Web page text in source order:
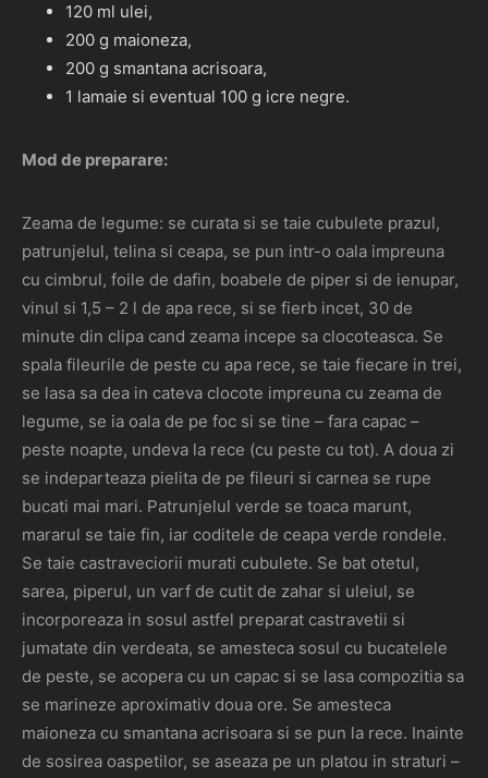
120 ml ulei,
200 g maioneza,
200 g smantana acrisoara,
1 lamaie si eventual 100 g icre negre.
Mod de preparare:
Zeama de legume: se curata si se taie cubulete prazul,
patrunjelul, telina si ceapa, se pun intr-o oala impreuna
cu cimbrul, foile de dafin, boabele de piper si de ienupar,
vinul si 1,5 – 2 l de apa rece, si se fierb incet, 30 de
minute din clipa cand zeama incepe sa clocoteasca. Se
spala fileurile de peste cu apa rece, se taie fiecare in trei,
se lasa sa dea in cateva clocote impreuna cu zeama de
legume, se ia oala de pe foc si se tine – fara capac –
peste noapte, undeva la rece (cu peste cu tot). A doua zi
se indeparteaza pielita de pe fileuri si carnea se rupe
bucati mai mari. Patrunjelul verde se toaca marunt,
mararul se taie fin, iar coditele de ceapa verde rondele.
Se taie castraveciorii murati cubulete. Se bat otetul,
sarea, piperul, un varf de cutit de zahar si uleiul, se
incorporeaza in sosul astfel preparat castravetii si
jumatate din verdeata, se amesteca sosul cu bucatelele
de peste, se acopera cu un capac si se lasa compozitia sa
se marineze aproximativ doua ore. Se amesteca
maioneza cu smantana acrisoara si se pun la rece. Inainte
de sosirea oaspetilor, se aseaza pe un platou in straturi –